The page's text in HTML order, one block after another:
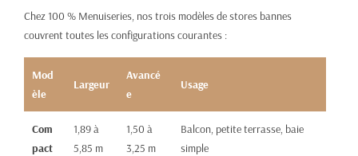
Chez 100 % Menuiseries, nos trois modèles de stores bannes
couvrent toutes les configurations courantes :
Mod
èle
Largeur
Avancé
e
Usage
Com
pact
1,89 à
5,85 m
1,50 à
3,25 m
Balcon, petite terrasse, baie
simple